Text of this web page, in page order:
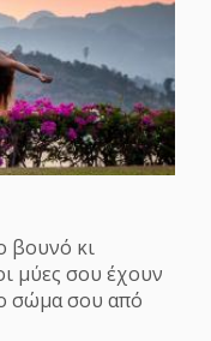
βουνό κι
µύες σου έχουν
σώµα σου από